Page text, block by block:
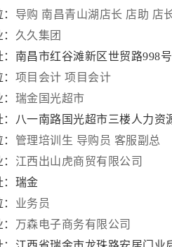
导购 南昌青山湖店长 店助 店
久久集团
：南昌市红谷滩新区世贸路998
项目会计 项目会计
瑞金国光超市
：八一南路国光超市三楼人力资
管理培训生 导购员 客服副总
江西出山虎商贸有限公司
：瑞金
业务员
万森电子商务有限公司